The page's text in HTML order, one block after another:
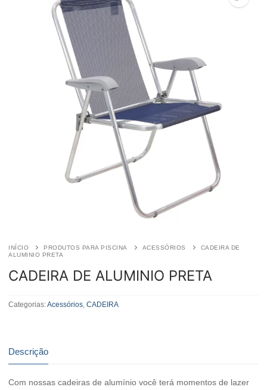
INÍCIO PRODUTOS PARA PISCINA ACESSÓRIOS
CADEIRA DE
ALUMINIO PRETA
CADEIRA DE ALUMINIO PRETA
Categorias:Acessórios CADEIRA
Descrição
Com nossas cadeiras de alumínio você terá momentos de lazer